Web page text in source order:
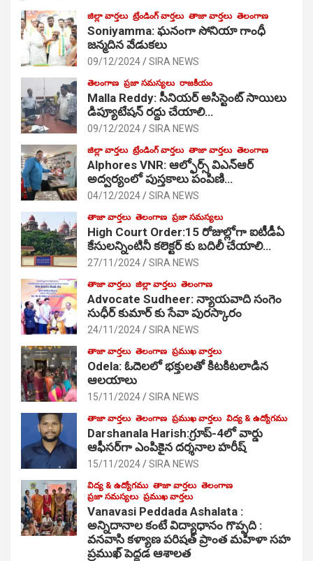
జిల్లా వార్తలు ట్రేండింగ్ వార్తలు తాజా వార్తలు తెలంగాణ
Soniyamma: ఘ‌నంగా సోనియా గాంధీ
జ‌న్మ‌దిన వేడుక‌లు
09/12/2024 SIRA NEWS
తెలంగాణ ప్రజా సమస్యలు రాజకీయం
Malla Reddy: సీనియర్ అసిస్టెంట్ సాయిలు
డిప్యూటేషన్ రద్దు చేయాలి…
09/12/2024 SIRA NEWS
జిల్లా వార్తలు ట్రేండింగ్ వార్తలు తాజా వార్తలు తెలంగాణ
Alphores VNR: ఆల్ఫోర్స్ విఎన్ఆర్
అద్వర్యంలో పుస్తకాలు పంపిణి…
04/12/2024 SIRA NEWS
తాజా వార్తలు తెలంగాణ ప్రజా సమస్యలు
High Court Order:15 రోజుల్లోగా ఐటీడీఏ
కేసులన్నింటినీ కలెక్టర్ కు బదిలీ చేయాలి…
27/11/2024 SIRA NEWS
తాజా వార్తలు జిల్లా వార్తలు తెలంగాణ
Advocate Sudheer: న్యాయవాది సంగెం
సుధీర్ కుమార్ కు సేవా పురస్కారం
24/11/2024 SIRA NEWS
తాజా వార్తలు తెలంగాణ ప్రముఖ వార్తలు
Odela: ఓదెల‌లో భక్తులతో కిటకిటలాడిన
ఆల‌యాలు
15/11/2024 SIRA NEWS
తాజా వార్తలు తెలంగాణ ప్రముఖ వార్తలు విద్య & ఉద్యోగము
Darshanala Harish:గ్రూప్-4లో వార్డు
ఆఫీసర్‌గా ఎంపికైన దర్శనాల హరీష్
15/11/2024 SIRA NEWS
విద్య & ఉద్యోగము తాజా వార్తలు తెలంగాణ
ప్రజా సమస్యలు ప్రముఖ వార్తలు
Vanavasi Peddada Ashalata :
అన్నిదానాల కంటే విద్యాధానం గొప్పది :
వనవాసి కళ్యాణ పరిషత్ ప్రాంత మహిళా సహ
ప్రముఖ్ పెద్దడ ఆశాలత